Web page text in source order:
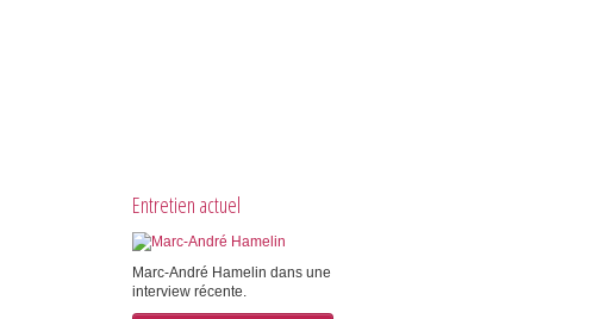
Entretien actuel
Marc-André Hamelin dans une
interview récente.